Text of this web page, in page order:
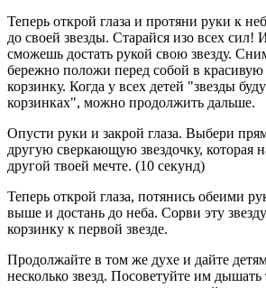
Теперь открой глаза и протяни руки к
до своей звезды. Старайся изо всех сил!
сможешь достать рукой свою звезду.
бережно положи перед собой в
корзинку. Когда у всех детей "звезды
корзинках", можно продолжить дальше.
Опусти руки и закрой глаза. Выбери
другую сверкающую звездочку, которая
другой твоей мечте. (10 секунд)
Теперь открой глаза, потянись обеими
выше и достань до неба. Сорви эту
корзинку к первой звезде.
Продолжайте в том же духе и дайте
несколько звезд. Посоветуйте им дышать